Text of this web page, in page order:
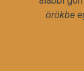
örökbe